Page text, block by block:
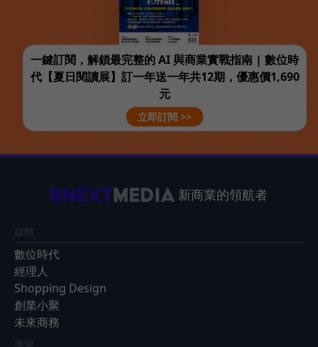
一鍵訂閱，解鎖最完整的 AI 與商業實戰指南 | 數位時
代【夏日閱讀展】訂一年送一年共12期，優惠價1,690
元
立即訂閱 >>
新商業的領航者
媒體
數位時代
經理人
Shopping Design
創業小聚
未來商務
學習